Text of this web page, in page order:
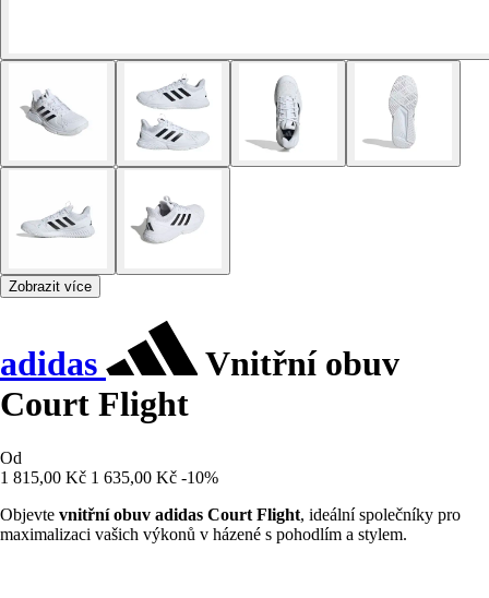
Zobrazit více
adidas
Vnitřní obuv
Court Flight
Od
1 815,00 Kč 1 635,00 Kč -10%
Objevte vnitřní obuv adidas Court Flight, ideální společníky pro
maximalizaci vašich výkonů v házené s pohodlím a stylem.